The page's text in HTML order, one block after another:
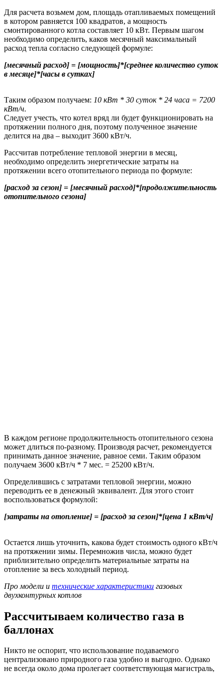
Для расчета возьмем дом, площадь отапливаемых помещений
в котором равняется 100 квадратов, а мощность
смонтированного котла составляет 10 кВт. Первым шагом
необходимо определить, каков месячный максимальный
расход тепла согласно следующей формуле:
[месячный расход] = [мощность]*[среднее количество суток
в месяце]*[часы в сутках]
Таким образом получаем: 10 кВт * 30 суток * 24 часа = 7200
кВт/ч.
Следует учесть, что котел вряд ли будет функционировать на
протяжении полного дня, поэтому полученное значение
делится на два – выходит 3600 кВт/ч.
Рассчитав потребление тепловой энергии в месяц,
необходимо определить энергетические затраты на
протяжении всего отопительного периода по формуле:
[расход за сезон] = [месячный расход]*[продолжительность
отопительного сезона]
В каждом регионе продолжительность отопительного сезона
может длиться по-разному. Производя расчет, рекомендуется
принимать данное значение, равное семи. Таким образом
получаем 3600 кВт/ч * 7 мес. = 25200 кВт/ч.
Определившись с затратами тепловой энергии, можно
переводить ее в денежный эквивалент. Для этого стоит
воспользоваться формулой:
[затраты на отопление] = [расход за сезон]*[цена 1 кВт/ч]
Остается лишь уточнить, какова будет стоимость одного кВт/ч
на протяжении зимы. Перемножив числа, можно будет
приблизительно определить материальные затраты на
отопление за весь холодный период.
Про модели и технические характеристики газовых
двухконтурных котлов
Рассчитываем количество газа в
баллонах
Никто не оспорит, что использование подаваемого
централизовано природного газа удобно и выгодно. Однако
не всегда около дома пролегает соответствующая магистраль,